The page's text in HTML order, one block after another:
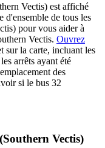
Vectis) est affiché
d'ensemble de tous les
pour vous aider à
Vectis. Ouvrez
sur la carte, incluant les
arrêts ayant été
des
si le bus 32
Vectis)